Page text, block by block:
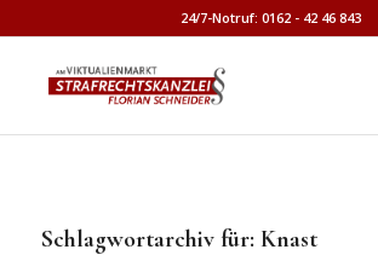
24/7-Notruf: 0162 - 42 46 843
Schlagwortarchiv für: Knast